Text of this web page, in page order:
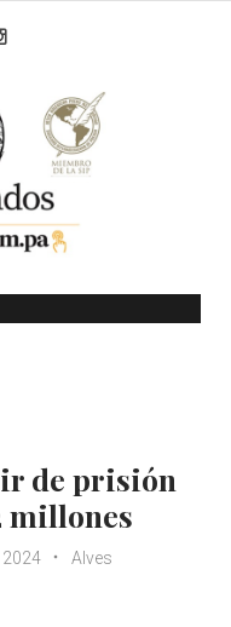
de prisión
millones
Alves